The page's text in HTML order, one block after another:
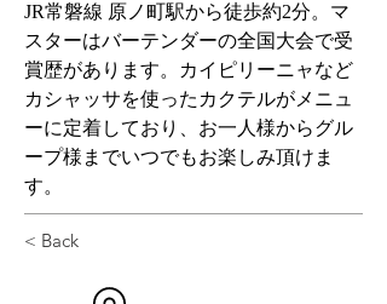
JR常磐線 原ノ町駅から徒歩約2分。マ
スターはバーテンダーの全国大会で受
賞歴があります。カイピリーニャなど
カシャッサを使ったカクテルがメニュ
ーに定着しており、お一人様からグル
ープ様までいつでもお楽しみ頂けま
す。
< Back